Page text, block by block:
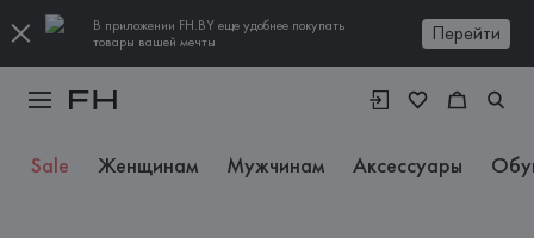
В приложении FH.BY еще удобнее покупать
товары вашей мечты
Перейти
Sale Женщинам Мужчинам Аксессуары